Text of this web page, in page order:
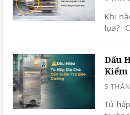
Khi
lụa?
Bài
theo
Dấu
Kiểm
Tủ